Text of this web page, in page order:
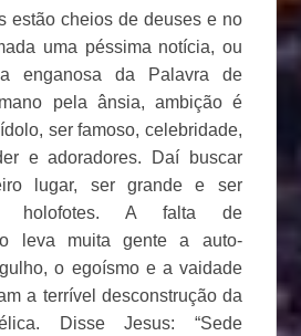
estão cheios de deuses e no
uma péssima notícia, ou
enganosa da Palavra de
pela ânsia, ambição é
ser famoso, celebridade,
e adoradores. Daí buscar
lugar, ser grande e ser
holofotes. A falta de
leva muita gente a auto-
o egoísmo e a vaidade
a terrível desconstrução da
Disse Jesus: “Sede